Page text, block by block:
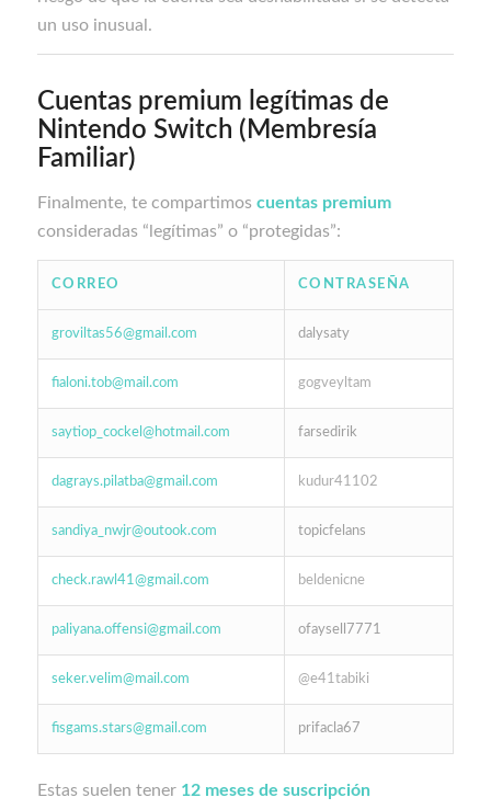
un uso inusual.
Cuentas premium legítimas de
Nintendo Switch (Membresía
Familiar)
Finalmente, te compartimos cuentas premium
consideradas “legítimas” o “protegidas”:
CORREO CONTRASEÑA
groviltas56@gmail.com dalysaty
fialoni.tob@mail.com gogveyltam
saytiop_cockel@hotmail.com farsedirik
dagrays.pilatba@gmail.com kudur41102
sandiya_nwjr@outook.com topicfelans
check.rawl41@gmail.com beldenicne
paliyana.offensi@gmail.com ofaysell7771
seker.velim@mail.com @e41tabiki
fisgams.stars@gmail.com prifacla67
Estas suelen tener 12 meses de suscripción